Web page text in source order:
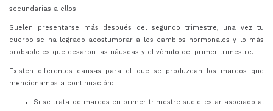
secundarias a ellos.
Suelen presentarse más después del segundo trimestre, una vez tu
cuerpo se ha logrado acostumbrar a los cambios hormonales y lo más
probable es que cesaron las náuseas y el vómito del primer trimestre.
Existen diferentes causas para el que se produzcan los mareos que
mencionamos a continuación:
Si se trata de mareos en primer trimestre suele estar asociado al